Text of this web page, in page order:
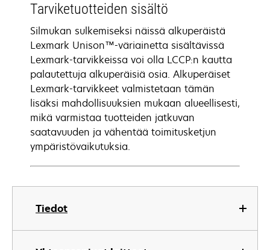
Tiedot
Tarviketuotteiden sisältö
Silmukan sulkemiseksi näissä alkuperäistä
Lexmark Unison™-väriainetta sisältävissä
Lexmark-tarvikkeissa voi olla LCCP:n kautta
palautettuja alkuperäisiä osia. Alkuperäiset
Lexmark-tarvikkeet valmistetaan tämän
lisäksi mahdollisuuksien mukaan alueellisesti,
mikä varmistaa tuotteiden jatkuvan
saatavuuden ja vähentää toimitusketjun
ympäristövaikutuksia.